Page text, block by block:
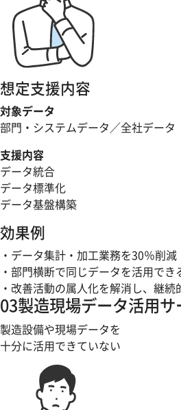
想定支援内容
対象データ
部門・システムデータ／全社データ
支援内容
データ統合
データ標準化
データ基盤構築
効果例
・データ集計・加工業務を30％削減
・部門横断で同じデータを活用でき
・改善活動の属人化を解消し、継続
03製造現場データ活用サ
製造設備や現場データを
十分に活用できていない